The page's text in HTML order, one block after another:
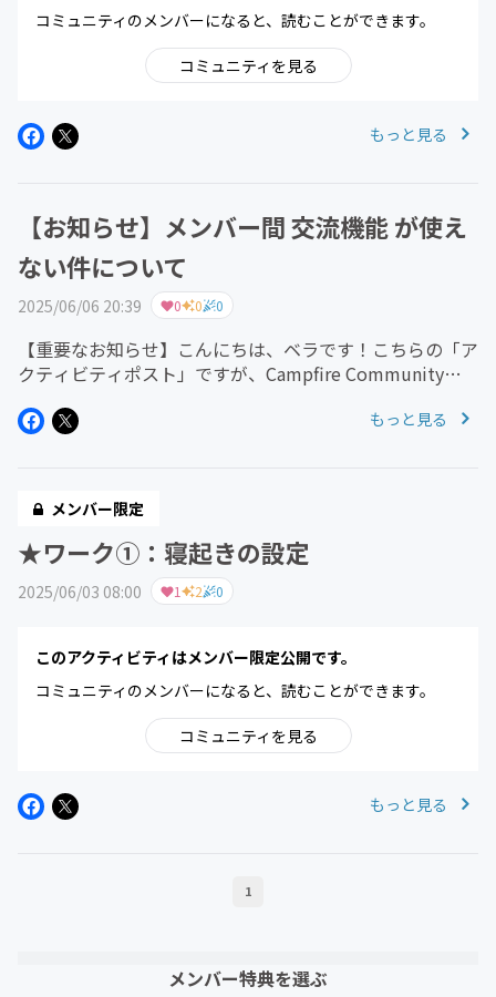
コミュニティのメンバーになると、読むことができます。
コミュニティを見る
もっと見る
【お知らせ】メンバー間 交流機能 が使え
ない件について
2025/06/06 20:39 0 0 0
【重要なお知らせ】こんにちは、ベラです！こちらの「ア
クティビティポスト」ですが、Campfire Communityの
っているようです。コメントをするには、Facebookのロ
もっと見る
メンバー限定
★ワーク①：寝起きの設定
2025/06/03 08:00 1 2 0
このアクティビティはメンバー限定公開です。
コミュニティのメンバーになると、読むことができます。
コミュニティを見る
もっと見る
1
メンバー特典を選ぶ